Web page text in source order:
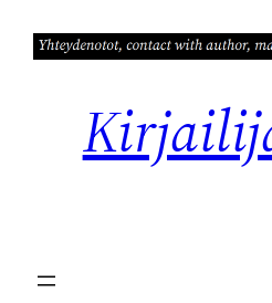
sisältöön